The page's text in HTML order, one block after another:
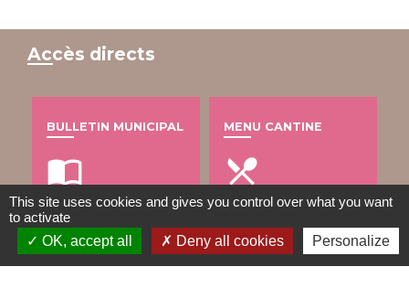
Accès directs
BULLETIN MUNICIPAL
import_contacts
MENU CANTINE
local_dining
TRAVAUX EN COURS VOS DÉMARCHES
This site uses cookies and gives you control over what you want
to activate
OK, accept all
Deny all cookies Personalize